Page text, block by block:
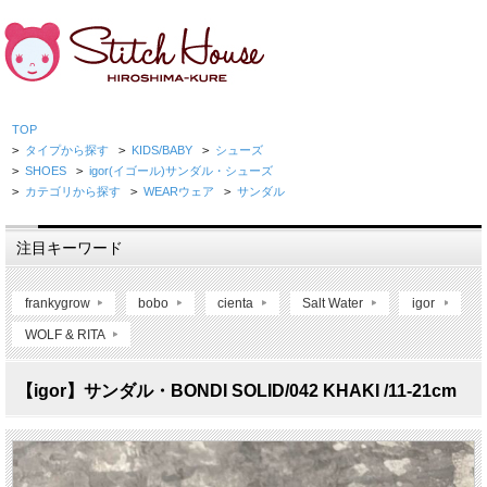
TOP
> タイプから探す > KIDS/BABY > シューズ
> SHOES > igor(イゴール)サンダル・シューズ
> カテゴリから探す > WEARウェア > サンダル
注目キーワード
frankygrow bobo cienta Salt Water igor
WOLF & RITA
【igor】サンダル・BONDI SOLID/042 KHAKI /11-21cm